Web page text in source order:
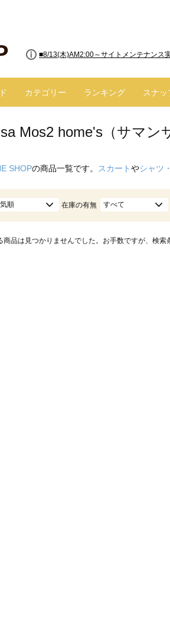
■8/13(木)AM2:00～サイトメンテナンス
カテゴリー ランキング スナッ
Mos2 home's（サマ
SHOPの商品一覧です。 スカートやシャツ
順 在庫の有無 すべて
商品は見つかりませんでした。お手数ですが、検索